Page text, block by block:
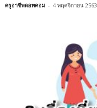
ครูอาชีพดอทคอม - 4 พฤศจิกายน 2563